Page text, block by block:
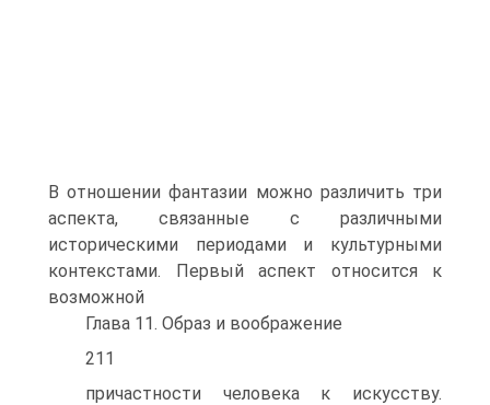
В отношении фантазии можно разли­чить три
аспекта, связанные с различными
историческими периодами и культурными
контекстами. Первый аспект относится к
возможной
Глава 11. Образ и воображение
211
причастности человека к искусству.